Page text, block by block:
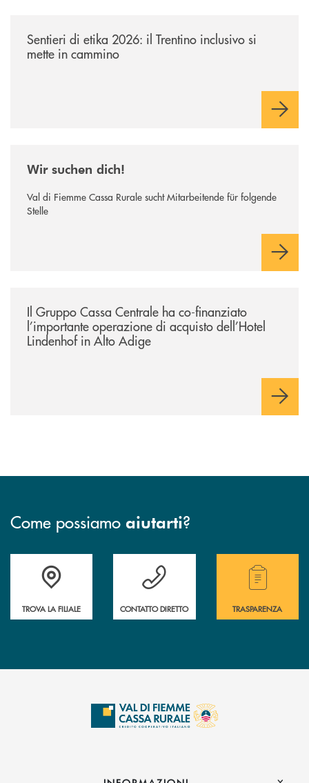
Sentieri di etika 2026: il Trentino inclusivo si
mette in cammino
Wir suchen dich!
Val di Fiemme Cassa Rurale sucht Mitarbeitende für folgende
Stelle
Il Gruppo Cassa Centrale ha co-finanziato
l’importante operazione di acquisto dell’Hotel
Lindenhof in Alto Adige
Come possiamo aiutarti?
Accedi all' elenco completo delle filiali della Cassa Rurale.
TROVA LA FILIALE
Hai bisogno di assistenza immediata?
CONTATTO DIRETTO
Hai bisogno di
TRASPARENZA